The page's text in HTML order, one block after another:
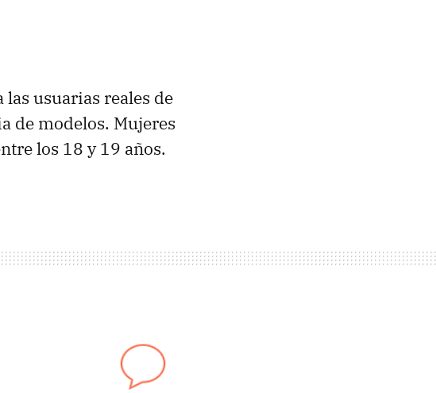
usuarias reales de
de modelos. Mujeres
los 18 y 19 años.